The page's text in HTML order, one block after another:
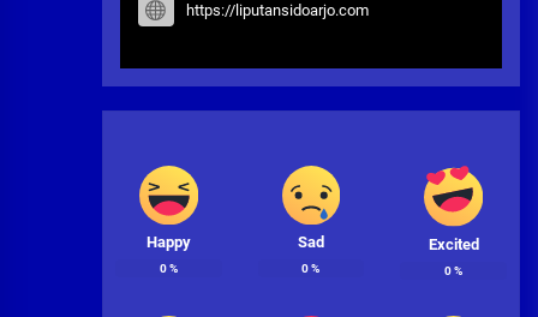
https://liputansidoarjo.com
Happy
0%
Sad
0%
Excited
0%